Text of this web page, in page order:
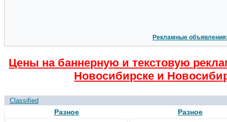
Рекламные
Цены на баннерную и текстовую
Новосибирске и
Classified
Разное Разное